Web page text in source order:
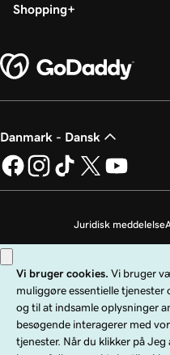
Shopping
Danmark - Dansk
Juridisk meddelelse
Copyright © 1999 - 2026 GoDaddy
forbeholdes. GoDaddy-
GoDaddy Operating Company,
registreret varemærke